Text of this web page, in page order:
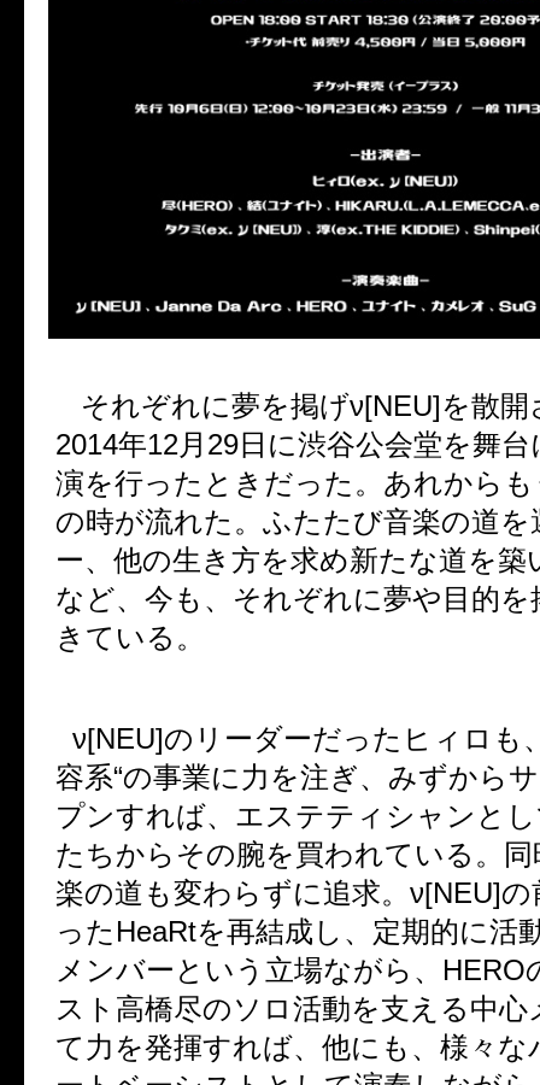
それぞれに夢を掲げν[NEU]を散開
2014年12月 29日に渋谷公会堂を舞
演を行ったときだった。あれから
の時が流れた。ふたたび音楽の道
ー、他の生き方を求め新たな道を築
など、今も、それぞれに夢や目的を
きている。
ν[NEU]のリーダーだったヒィロも
容系“の事業に力を注ぎ、みずから
プンすれば、エステティシャンと
たちからその腕を買われている。
楽の道も変わらずに追求。 ν[NEU]の
った HeaRtを再結成し、定期的に活
メンバーという立場ながら、 HERO
スト高橋尽のソロ活動を支える中
て力を発揮すれば、他にも、様々